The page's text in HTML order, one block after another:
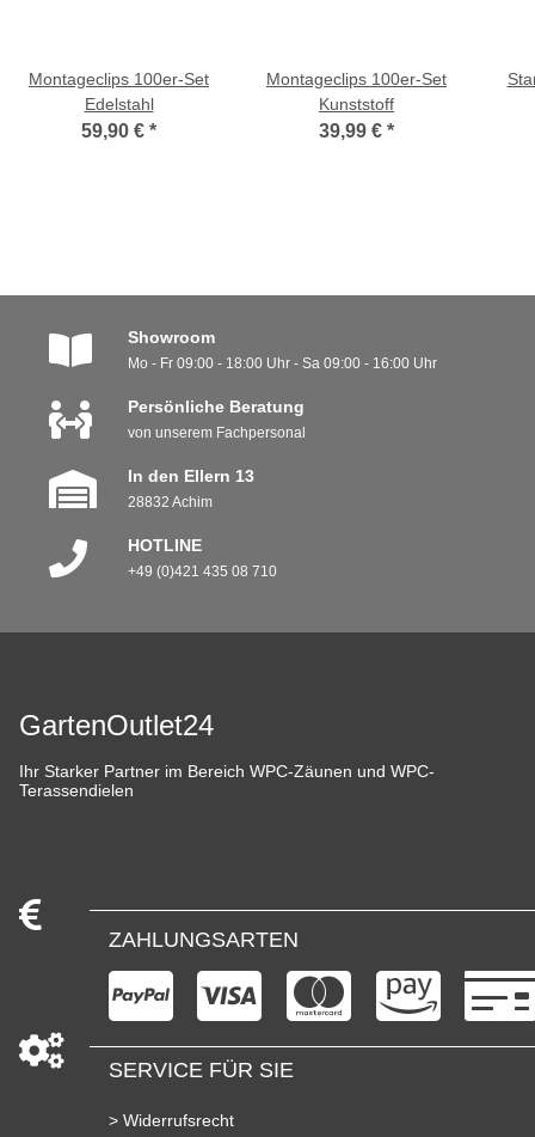
Montageclips 100er-Set
Edelstahl
59,90 € *
Montageclips 100er-Set
Kunststoff
39,99 € *
Showroom
Mo - Fr 09:00 - 18:00 Uhr - Sa 09:00 - 16:00 Uhr
Persönliche Beratung
von unserem Fachpersonal
In den Ellern 13
28832 Achim
HOTLINE
+49 (0)421 435 08 710
GartenOutlet24
Ihr Starker Partner im Bereich WPC-Zäunen und WPC-
Terassendielen
ZAHLUNGSARTEN
SERVICE FÜR SIE
> Widerrufsrecht